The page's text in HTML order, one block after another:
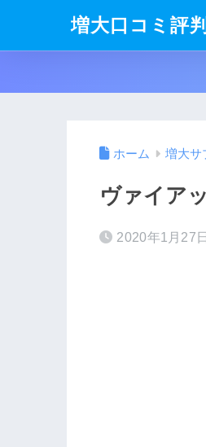
増大口コミ評
ホーム 増大サ
ヴァイア
2020年1月27日